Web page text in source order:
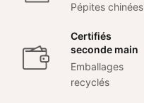
Pépites chinées
Certifiés
seconde main
Emballages
recyclés